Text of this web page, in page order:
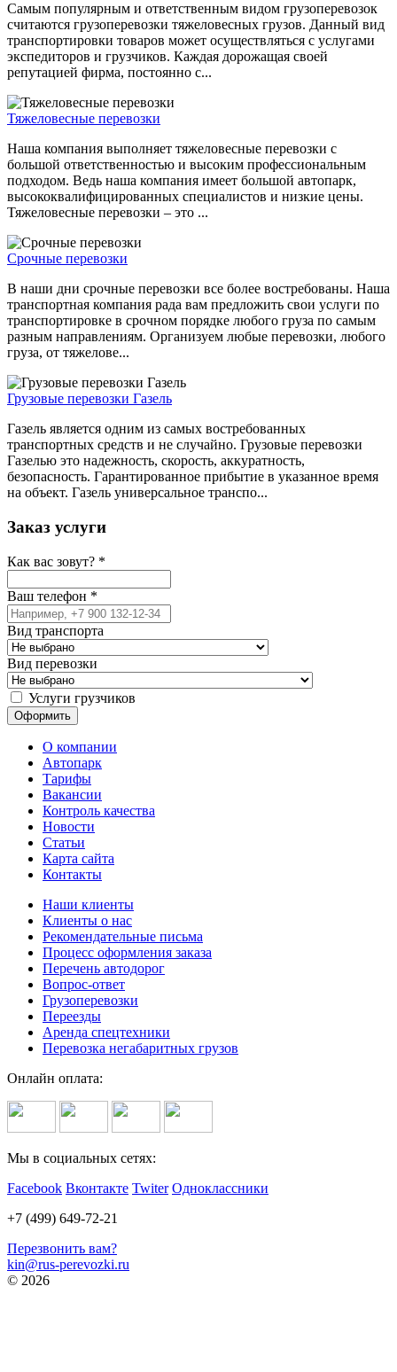
Самым популярным и ответственным видом грузоперевозок
считаются грузоперевозки тяжеловесных грузов. Данный вид
транспортировки товаров может осуществляться с услугами
экспедиторов и грузчиков. Каждая дорожащая своей
репутацией фирма, постоянно с...
Тяжеловесные перевозки
Наша компания выполняет тяжеловесные перевозки с
большой ответственностью и высоким профессиональным
подходом. Ведь наша компания имеет большой автопарк,
высококвалифицированных специалистов и низкие цены.
Тяжеловесные перевозки – это ...
Срочные перевозки
В наши дни срочные перевозки все более востребованы. Наша
транспортная компания рада вам предложить свои услуги по
транспортировке в срочном порядке любого груза по самым
разным направлениям. Организуем любые перевозки, любого
груза, от тяжелове...
Грузовые перевозки Газель
Газель является одним из самых востребованных
транспортных средств и не случайно. Грузовые перевозки
Газелью это надежность, скорость, аккуратность,
безопасность. Гарантированное прибытие в указанное время
на объект. Газель универсальное транспо...
Заказ услуги
Как вас зовут? *
Ваш телефон *
Вид транспорта
Вид перевозки
Услуги грузчиков
О компании
Автопарк
Тарифы
Вакансии
Контроль качества
Новости
Статьи
Карта сайта
Контакты
Наши клиенты
Клиенты о нас
Рекомендательные письма
Процесс оформления заказа
Перечень автодорог
Вопрос-ответ
Грузоперевозки
Переезды
Аренда спецтехники
Перевозка негабаритных грузов
Онлайн оплата:
Мы в социальных сетях:
Facebook Вконтакте Twiter Одноклассники
+7 (499) 649-72-21
Перезвонить вам?
kin@rus-perevozki.ru
© 2026